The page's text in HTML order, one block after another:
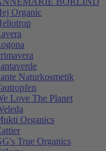
Organic
Naturkosmetik
Love The Planet
Organics
True Organics